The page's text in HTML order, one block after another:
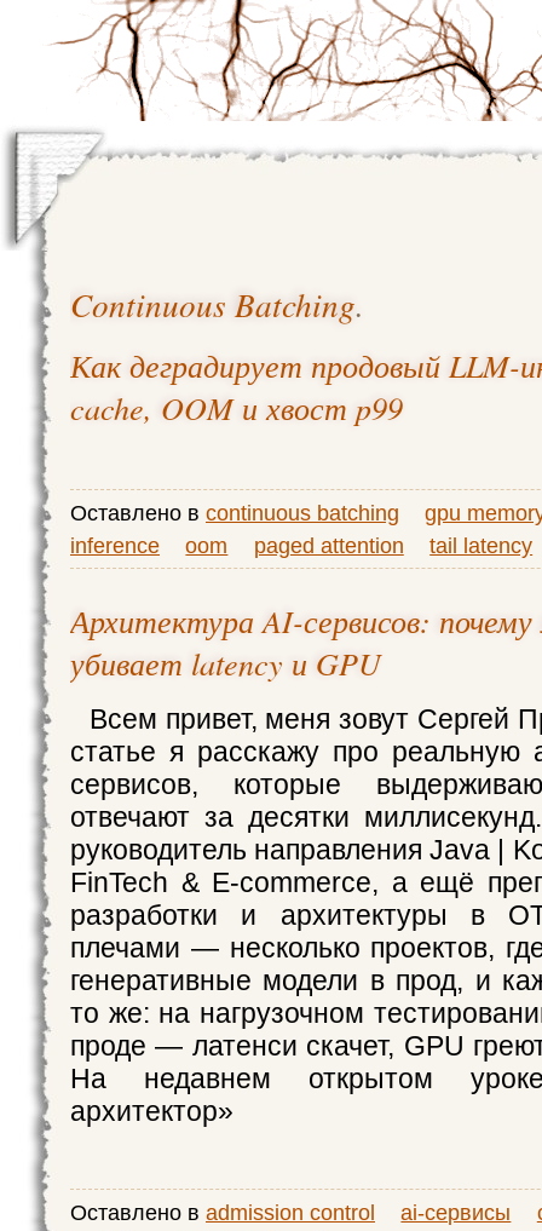
Continuous Batching.
Как деградирует продовый LLM-
cache, OOM и хвост p99
Оставлено в continuous batching
gpu
inference
oom paged attention tail latency
Архитектура AI-сервисов:
убивает latency и GPU
Всем привет, меня зовут Сергей
статье я расскажу про реальную
сервисов, которые
отвечают за десятки
руководитель направления Java |
FinTech & E-commerce, а ещё
разработки и архитектуры в
плечами — несколько проектов,
генеративные модели в прод, и
то же: на нагрузочном
проде — латенси скачет, GPU
На недавнем открытом
архитектор»
Оставлено в admission control ai-сервисы